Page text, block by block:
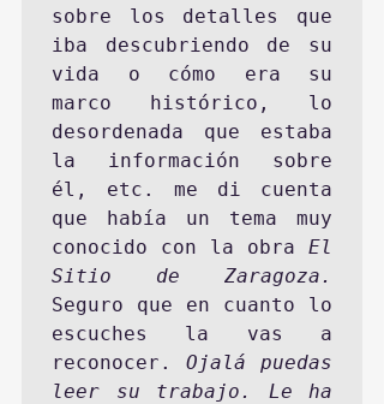
sobre los detalles que
iba descubriendo de su
vida o cómo era su
marco histórico, lo
desordenada que estaba
la información sobre
él, etc. me di cuenta
que había un tema muy
conocido con la obra El
Seguro que en cuanto lo
escuches la vas a
reconocer. Ojalá puedas
leer su trabajo. Le ha